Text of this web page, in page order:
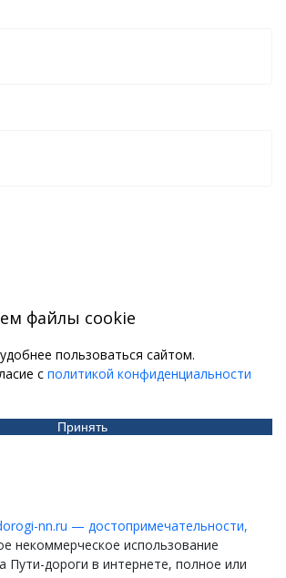
файлы cookie
пользоваться сайтом.
с политикой конфиденциальности
Принять
nn.ru — достопримечательности,
некоммерческое использование
Пути-дороги в интернете, полное или